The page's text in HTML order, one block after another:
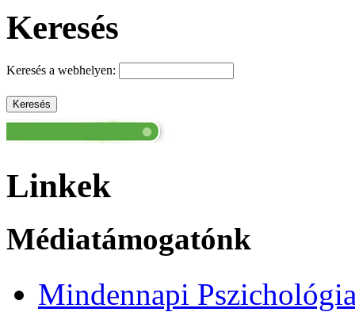
Keresés
Keresés a webhelyen:
Linkek
Médiatámogatónk
Mindennapi